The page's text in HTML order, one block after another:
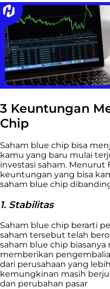
3 Keuntungan
Chip
Saham blue chip bisa
kamu yang baru mulai
investasi saham. Menurut
keuntungan yang bisa
saham blue chip
1. Stabilitas
Saham blue chip berarti
saham tersebut telah
saham blue chip
memberikan
dari perusahaan yang
kemungkinan masih
dan perubahan pasar